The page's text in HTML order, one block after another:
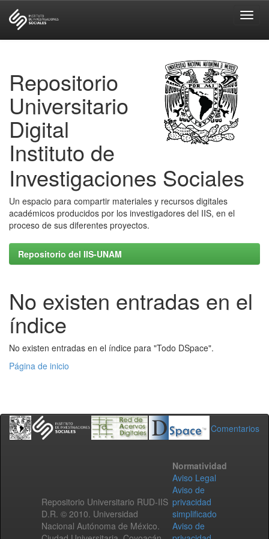
Repositorio
Universitario
Digital
Instituto de
Investigaciones Sociales
Un espacio para compartir materiales y recursos digitales
académicos producidos por los investigadores del IIS, en el
proceso de sus diferentes proyectos.
Repositorio del IIS-UNAM
No existen entradas en el
índice
No existen entradas en el índice para "Todo DSpace".
Página de inicio
Comentarios
Repositorio Universitario RUD-IIS
D.R. © 2010. Universidad
Nacional Autónoma de México.
Normatividad
Aviso Legal
Aviso de
privacidad
simplificado
Aviso de